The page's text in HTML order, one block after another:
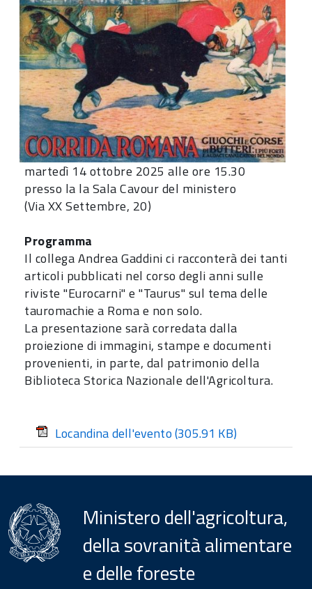
martedì 14 ottobre 2025 alle ore 15.30
presso la la Sala Cavour del ministero
(Via XX Settembre, 20)
Programma
Il collega Andrea Gaddini ci racconterà dei tanti
articoli pubblicati nel corso degli anni sulle
riviste "Eurocarni" e "Taurus" sul tema delle
tauromachie a Roma e non solo.
La presentazione sarà corredata dalla
proiezione di immagini, stampe e documenti
provenienti, in parte, dal patrimonio della
Biblioteca Storica Nazionale dell'Agricoltura.
Locandina dell'evento(305.91 KB)
Ministero dell'agricoltura,
della sovranità alimentare
e delle foreste